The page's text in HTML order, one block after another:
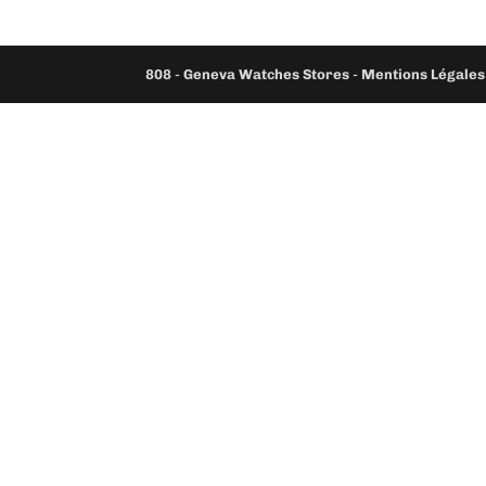
808 -Geneva Watches Stores - Mentions